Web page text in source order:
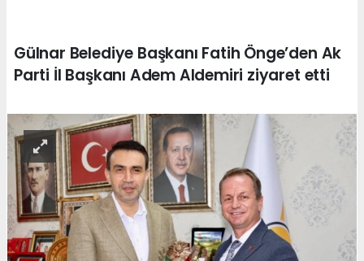
Gülnar Belediye Başkanı Fatih Önge’den Ak
Parti İl Başkanı Adem Aldemiri ziyaret etti